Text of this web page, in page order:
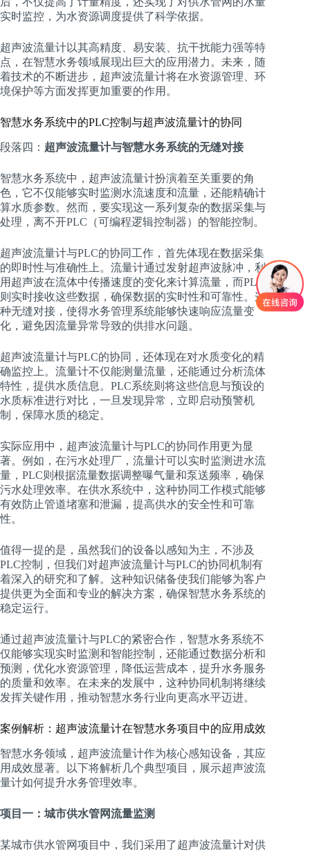
实时监控，为水资源调度提供了科学依据。
超声波流量计以其高精度、易安装、抗干扰能力强等特
点，在智慧水务领域展现出巨大的应用潜力。未来，随
着技术的不断进步，超声波流量计将在水资源管理、环
境保护等方面发挥更加重要的作用。
智慧水务系统中的PLC控制与超声波流量计的协同
段落四： 超声波流量计与智慧水务系统的无缝对接
智慧水务系统中，超声波流量计扮演着至关重要的角
色，它不仅能够实时监测水流速度和流量，还能精确计
算水质参数。然而，要实现这一系列复杂的数据采集与
处理，离不开PLC（可编程逻辑控制器）的智能控制。
超声波流量计与PLC的协同工作，首先体现在数据采集
的即时性与准确性上。流量计通过发射超声波脉冲，利
用超声波在流体中传播速度的变化来计算流量，而PLC
则实时接收这些数据，确保数据的实时性和可靠性。这
种无缝对接，使得水务管理系统能够快速响应流量变
化，避免因流量异常导致的供排水问题。
超声波流量计与PLC的协同，还体现在对水质变化的精
确监控上。流量计不仅能测量流量，还能通过分析流体
特性，提供水质信息。PLC系统则将这些信息与预设的
水质标准进行对比，一旦发现异常，立即启动预警机
制，保障水质的稳定。
实际应用中，超声波流量计与PLC的协同作用更为显
著。例如，在污水处理厂，流量计可以实时监测进水流
量，PLC则根据流量数据调整曝气量和泵送频率，确保
污水处理效率。在供水系统中，这种协同工作模式能够
有效防止管道堵塞和泄漏，提高供水的安全性和可靠
性。
值得一提的是，虽然我们的设备以感知为主，不涉及
PLC控制，但我们对超声波流量计与PLC的协同机制有
着深入的研究和了解。这种知识储备使我们能够为客户
提供更为全面和专业的解决方案，确保智慧水务系统的
稳定运行。
通过超声波流量计与PLC的紧密合作，智慧水务系统不
仅能够实现实时监测和智能控制，还能通过数据分析和
预测，优化水资源管理，降低运营成本，提升水务服务
的质量和效率。在未来的发展中，这种协同机制将继续
发挥关键作用，推动智慧水务行业向更高水平迈进。
案例解析：超声波流量计在智慧水务项目中的应用成效
智慧水务领域，超声波流量计作为核心感知设备，其应
用成效显著。以下将解析几个典型项目，展示超声波流
量计如何提升水务管理效率。
项目一：城市供水管网流量监测
某城市供水管网项目中，我们采用了超声波流量计对供